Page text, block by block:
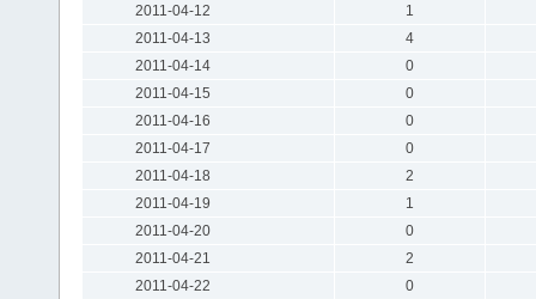
2011-04-12
1
2011-04-13
4
2011-04-14
0
2011-04-15
0
2011-04-16
0
2011-04-17
0
2011-04-18
2
2011-04-19
1
2011-04-20
0
2011-04-21
2
2011-04-22
0